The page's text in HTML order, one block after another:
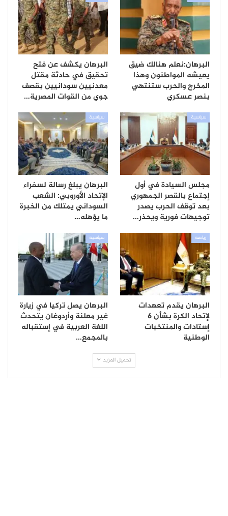
البرهان:نعلم هنالك ضيق
يعيشه المواطنون وهذا
المخرج والحرب ستنتهي
بنصر عسكري
البرهان يكشف عن فتح
تحقيق في حادثة مقتل
معدنيين سودانيين بقصف
جوي من القوات المصرية…
سياسية
مجلس السيادة في أول
إجتماع بالقصر الجمهوري
بعد توقف الحرب يصدر
توجيهات فورية ويحذر…
سياسية
البرهان يبلغ رسالة لسفراء
الإتحاد الأوروبي: الشعب
السوداني يمتلك من الخبرة
ما يؤهله…
رياضة
البرهان يقدم تعهدات
لإتحاد الكرة بشأن 6
إستادات والمنتخبات
الوطنية
سياسية
البرهان يصل تركيا في زيارة
غير معلنة وأردوغان يتحدث
اللغة العربية في إستقباله
بالمجمع…
تحميل المزيد